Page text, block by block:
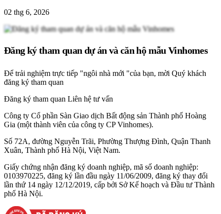
02 thg 6, 2026
Đăng ký tham quan dự án và căn hộ mẫu Vinhomes
Để trải nghiệm trực tiếp "ngôi nhà mới "của bạn, mời Quý khách
đăng ký tham quan
Đăng ký tham quan Liên hệ tư vấn
Công ty Cổ phần Sàn Giao dịch Bất động sản Thành phố Hoàng
Gia (một thành viên của công ty CP Vinhomes).
Số 72A, đường Nguyễn Trãi, Phường Thượng Đình, Quận Thanh
Xuân, Thành phố Hà Nội, Việt Nam.
Giấy chứng nhận đăng ký doanh nghiệp, mã số doanh nghiệp:
0103970225, đăng ký lần đầu ngày 11/06/2009, đăng ký thay đổi
lần thứ 14 ngày 12/12/2019, cấp bởi Sở Kế hoạch và Đầu tư Thành
phố Hà Nội.